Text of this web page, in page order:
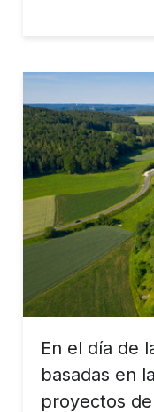
Caribe, así como
En el día de
basadas en
proyectos